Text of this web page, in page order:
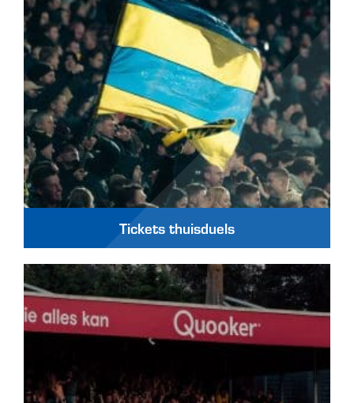
Tickets thuisduels